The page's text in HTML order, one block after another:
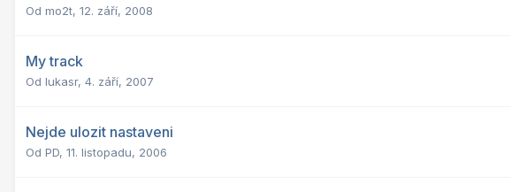
Od mo2t, 12. září, 2008
My track
Od lukasr, 4. září, 2007
Nejde ulozit nastaveni
Od PD, 11. listopadu, 2006